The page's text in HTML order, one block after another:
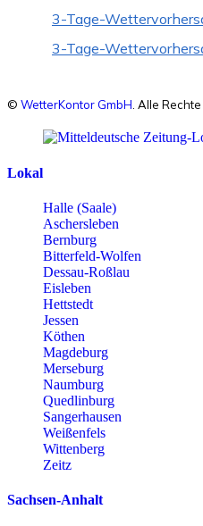
3-Tage-
3-Tage-
© WetterKontor GmbH. Alle
Lokal
Halle (Saale)
Aschersleben
Bernburg
Bitterfeld-Wolfen
Dessau-Roßlau
Eisleben
Hettstedt
Jessen
Köthen
Magdeburg
Merseburg
Naumburg
Quedlinburg
Sangerhausen
Weißenfels
Wittenberg
Zeitz
Sachsen-Anhalt